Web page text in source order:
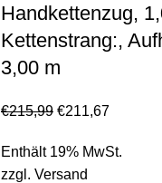
Handkettenzug,
Kettenstrang:,
3,00 m
€215,99 €211,67
Enthält 19% MwSt.
zzgl. Versand